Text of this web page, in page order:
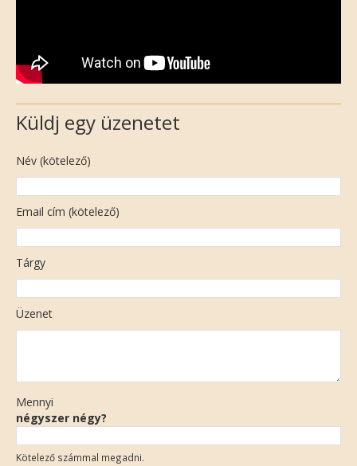
Küldj egy üzenetet
Név (kötelező)
Email cím (kötelező)
Tárgy
Üzenet
Mennyi
négyszer négy?
Kötelező számmal megadni.